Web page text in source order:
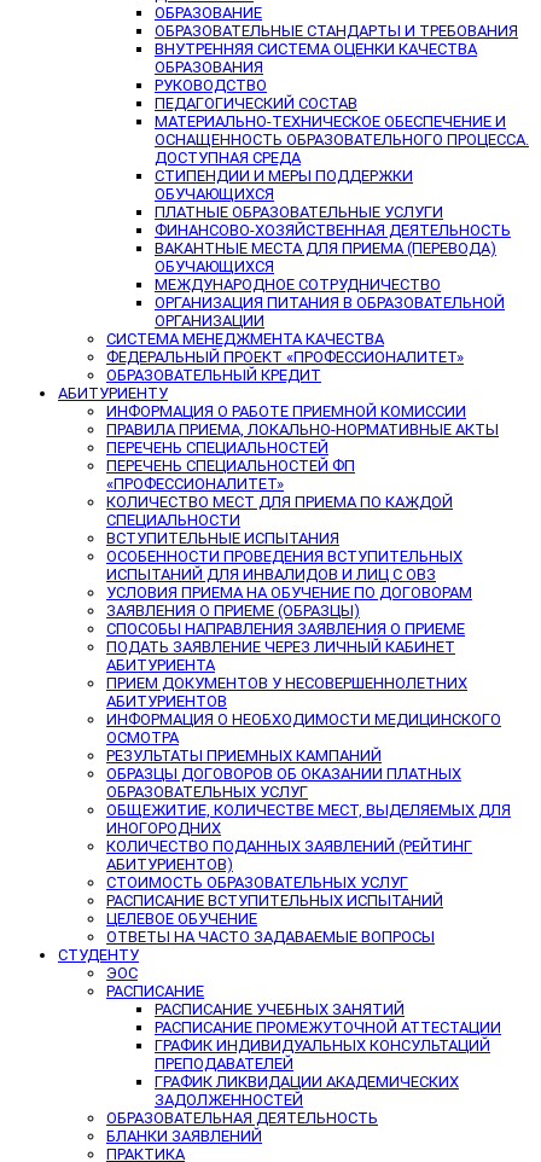
ОБРАЗОВАНИЕ
ОБРАЗОВАТЕЛЬНЫЕ СТАНДАРТЫ И ТРЕБОВАНИЯ
ВНУТРЕННЯЯ СИСТЕМА ОЦЕНКИ КАЧЕСТВА
ОБРАЗОВАНИЯ
РУКОВОДСТВО
ПЕДАГОГИЧЕСКИЙ СОСТАВ
МАТЕРИАЛЬНО-ТЕХНИЧЕСКОЕ ОБЕСПЕЧЕНИЕ И
ОСНАЩЕННОСТЬ ОБРАЗОВАТЕЛЬНОГО ПРОЦЕССА.
ДОСТУПНАЯ СРЕДА
СТИПЕНДИИ И МЕРЫ ПОДДЕРЖКИ
ОБУЧАЮЩИХСЯ
ПЛАТНЫЕ ОБРАЗОВАТЕЛЬНЫЕ УСЛУГИ
ФИНАНСОВО-ХОЗЯЙСТВЕННАЯ ДЕЯТЕЛЬНОСТЬ
ВАКАНТНЫЕ МЕСТА ДЛЯ ПРИЕМА (ПЕРЕВОДА)
ОБУЧАЮЩИХСЯ
МЕЖДУНАРОДНОЕ СОТРУДНИЧЕСТВО
ОРГАНИЗАЦИЯ ПИТАНИЯ В ОБРАЗОВАТЕЛЬНОЙ
ОРГАНИЗАЦИИ
СИСТЕМА МЕНЕДЖМЕНТА КАЧЕСТВА
ФЕДЕРАЛЬНЫЙ ПРОЕКТ «ПРОФЕССИОНАЛИТЕТ»
ОБРАЗОВАТЕЛЬНЫЙ КРЕДИТ
АБИТУРИЕНТУ
ИНФОРМАЦИЯ О РАБОТЕ ПРИЕМНОЙ КОМИССИИ
ПРАВИЛА ПРИЕМА, ЛОКАЛЬНО-НОРМАТИВНЫЕ АКТЫ
ПЕРЕЧЕНЬ СПЕЦИАЛЬНОСТЕЙ
ПЕРЕЧЕНЬ СПЕЦИАЛЬНОСТЕЙ ФП
«ПРОФЕССИОНАЛИТЕТ»
КОЛИЧЕСТВО МЕСТ ДЛЯ ПРИЕМА ПО КАЖДОЙ
СПЕЦИАЛЬНОСТИ
ВСТУПИТЕЛЬНЫЕ ИСПЫТАНИЯ
ОСОБЕННОСТИ ПРОВЕДЕНИЯ ВСТУПИТЕЛЬНЫХ
ИСПЫТАНИЙ ДЛЯ ИНВАЛИДОВ И ЛИЦ С ОВЗ
УСЛОВИЯ ПРИЕМА НА ОБУЧЕНИЕ ПО ДОГОВОРАМ
ЗАЯВЛЕНИЯ О ПРИЕМЕ (ОБРАЗЦЫ)
СПОСОБЫ НАПРАВЛЕНИЯ ЗАЯВЛЕНИЯ О ПРИЕМЕ
ПОДАТЬ ЗАЯВЛЕНИЕ ЧЕРЕЗ ЛИЧНЫЙ КАБИНЕТ
АБИТУРИЕНТА
ПРИЕМ ДОКУМЕНТОВ У НЕСОВЕРШЕННОЛЕТНИХ
АБИТУРИЕНТОВ
ИНФОРМАЦИЯ О НЕОБХОДИМОСТИ МЕДИЦИНСКОГО
ОСМОТРА
РЕЗУЛЬТАТЫ ПРИЕМНЫХ КАМПАНИЙ
ОБРАЗЦЫ ДОГОВОРОВ ОБ ОКАЗАНИИ ПЛАТНЫХ
ОБРАЗОВАТЕЛЬНЫХ УСЛУГ
ОБЩЕЖИТИЕ, КОЛИЧЕСТВЕ МЕСТ, ВЫДЕЛЯЕМЫХ ДЛЯ
ИНОГОРОДНИХ
КОЛИЧЕСТВО ПОДАННЫХ ЗАЯВЛЕНИЙ (РЕЙТИНГ
АБИТУРИЕНТОВ)
СТОИМОСТЬ ОБРАЗОВАТЕЛЬНЫХ УСЛУГ
РАСПИСАНИЕ ВСТУПИТЕЛЬНЫХ ИСПЫТАНИЙ
ЦЕЛЕВОЕ ОБУЧЕНИЕ
ОТВЕТЫ НА ЧАСТО ЗАДАВАЕМЫЕ ВОПРОСЫ
СТУДЕНТУ
ЭОС
РАСПИСАНИЕ
РАСПИСАНИЕ УЧЕБНЫХ ЗАНЯТИЙ
РАСПИСАНИЕ ПРОМЕЖУТОЧНОЙ АТТЕСТАЦИИ
ГРАФИК ИНДИВИДУАЛЬНЫХ КОНСУЛЬТАЦИЙ
ПРЕПОДАВАТЕЛЕЙ
ГРАФИК ЛИКВИДАЦИИ АКАДЕМИЧЕСКИХ
ЗАДОЛЖЕННОСТЕЙ
ОБРАЗОВАТЕЛЬНАЯ ДЕЯТЕЛЬНОСТЬ
БЛАНКИ ЗАЯВЛЕНИЙ
ПРАКТИКА